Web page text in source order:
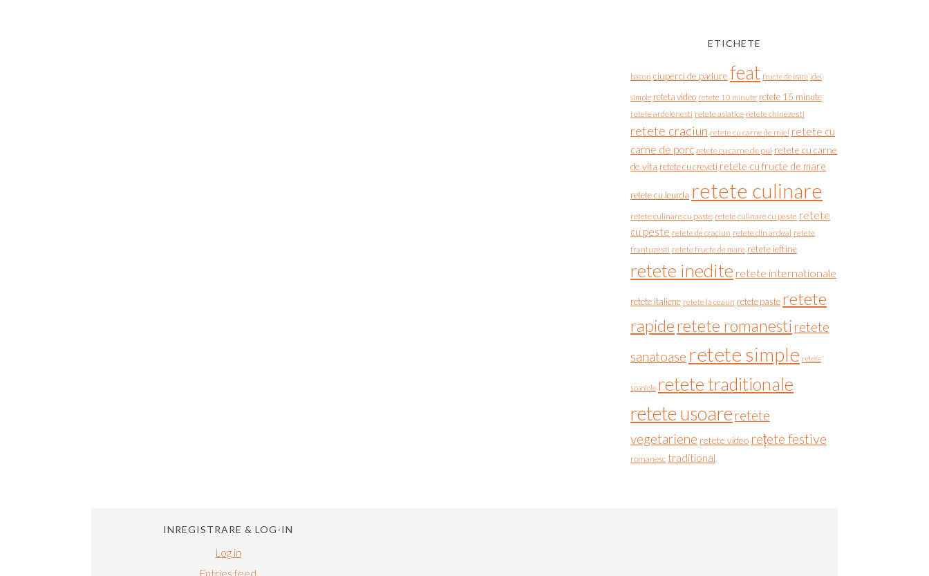
ETICHETE
bacon ciuperci de padure feat fructe de mare idei
simple reteta video retete 10 minute retete 15 minute
retete ardelenesti retete asiatice retete chinezesti
retete craciun retete cu carne de miel retete cu
carne de porc retete cu carne de pui retete cu carne
de vita retete cu creveti retete cu fructe de mare
retete cu leurda retete culinare
retete culinare cu paste retete culinare cu peste retete
cu peste retete de craciun retete din ardeal retete
frantuzesti retete fructe de mare retete ieftine
retete inedite retete internationale
retete italiene retete la ceaun retete paste retete
rapideretete romanesti retete
sanatoase retete simple retete
spaniole retete traditionale
retete usoare retete
vegetariene retete video rețete festive
romanesc traditional
INREGISTRARE & LOG-IN
Log in
Entries feed